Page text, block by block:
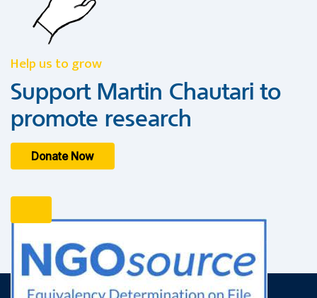
Help us to grow
Support Martin Chautari to
promote research
Donate Now